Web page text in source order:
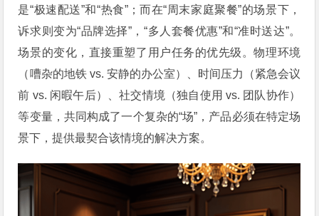
是“极速配送”和“热食”；而在“周末家庭聚餐”的场景下，
诉求则变为“品牌选择”，“多人套餐优惠”和“准时送达”。
场景的变化，直接重塑了用户任务的优先级。物理环境
（嘈杂的地铁 vs. 安静的办公室）、时间压力（紧急会议
前 vs. 闲暇午后）、社交情境（独自使用 vs. 团队协作）
等变量，共同构成了一个复杂的“场”，产品必须在特定场
景下，提供最契合该情境的解决方案。